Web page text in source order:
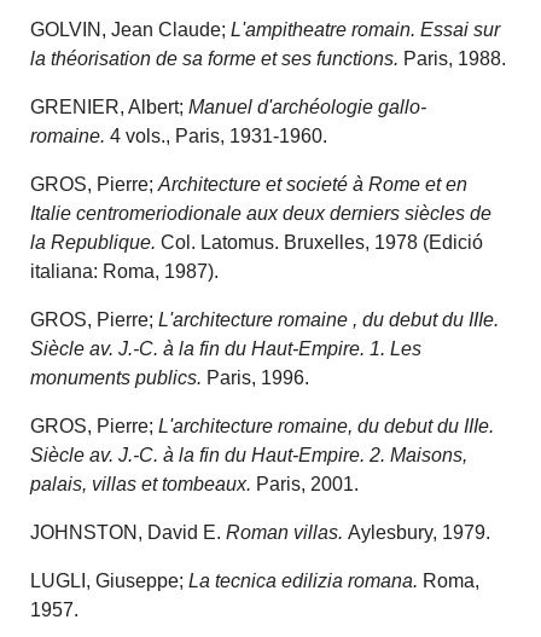
GOLVIN, Jean Claude;L'ampitheatre romain. Essai sur
la théorisation de sa forme et ses functions. Paris, 1988.
GRENIER, Albert;Manuel d'archéologie gallo-
romaine.4 vols., Paris, 1931-1960.
GROS, Pierre;Architecture et societé à Rome et en
Italie centromeriodionale aux deux derniers siècles de
la Republique.Col. Latomus. Bruxelles, 1978 (Edició
italiana: Roma, 1987).
GROS, Pierre;L'architecture romaine , du debut du IIIe.
Siècle av. J.-C. à la fin du Haut-Empire. 1. Les
monuments publics. Paris, 1996.
GROS, Pierre;L'architecture romaine, du debut du IIIe.
Siècle av. J.-C. à la fin du Haut-Empire. 2. Maisons,
palais, villas et tombeaux. Paris, 2001.
JOHNSTON, David E.Roman villas.Aylesbury, 1979.
LUGLI, Giuseppe;La tecnica edilizia romana. Roma,
1957.